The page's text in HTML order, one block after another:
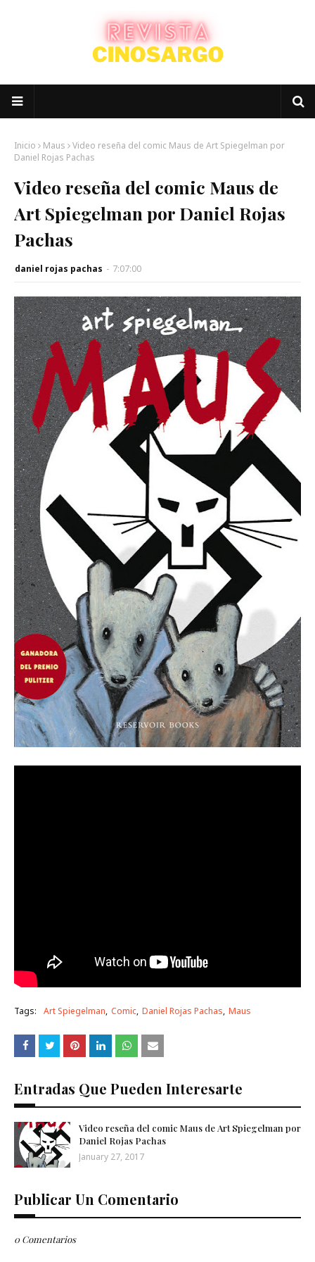
Inicio Maus
Video reseña del comic Maus de Art Spiegelman por
Daniel Rojas Pachas
Video reseña del comic Maus de
Art Spiegelman por Daniel Rojas
Pachas
daniel rojas pachas - 7:07:00
Tags: Art Spiegelman Comic Daniel Rojas Pachas Maus
Entradas Que Pueden Interesarte
Video reseña del comic Maus de Art Spiegelman por
Daniel Rojas Pachas
January 27, 2017
Publicar Un Comentario
0 Comentarios